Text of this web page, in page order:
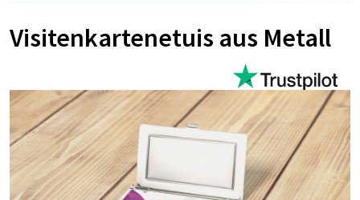
Visitenkartenetuis aus Metall